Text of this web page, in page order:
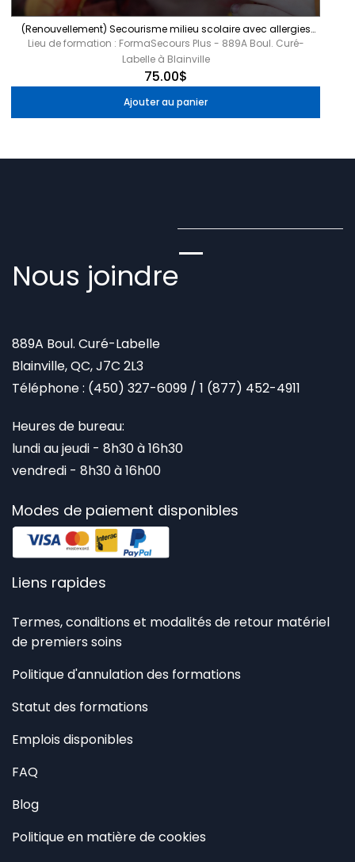
(Renouvellement) Secourisme milieu scolaire avec allergies
sévères 6 heures - Blainville
Lieu de formation : FormaSecours Plus - 889A Boul. Curé-
Labelle à Blainville
75.00$
Ajouter au panier
Nous joindre
889A Boul. Curé-Labelle
Blainville, QC, J7C 2L3
Téléphone : (450) 327-6099 / 1 (877) 452-4911
Heures de bureau:
lundi au jeudi - 8h30 à 16h30
vendredi - 8h30 à 16h00
Modes de paiement disponibles
Liens rapides
Termes, conditions et modalités de retour matériel
de premiers soins
Politique d'annulation des formations
Statut des formations
Emplois disponibles
FAQ
Blog
Politique en matière de cookies